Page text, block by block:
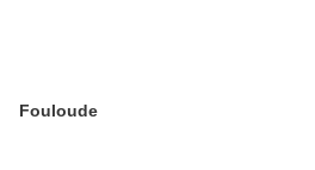
Fouloude